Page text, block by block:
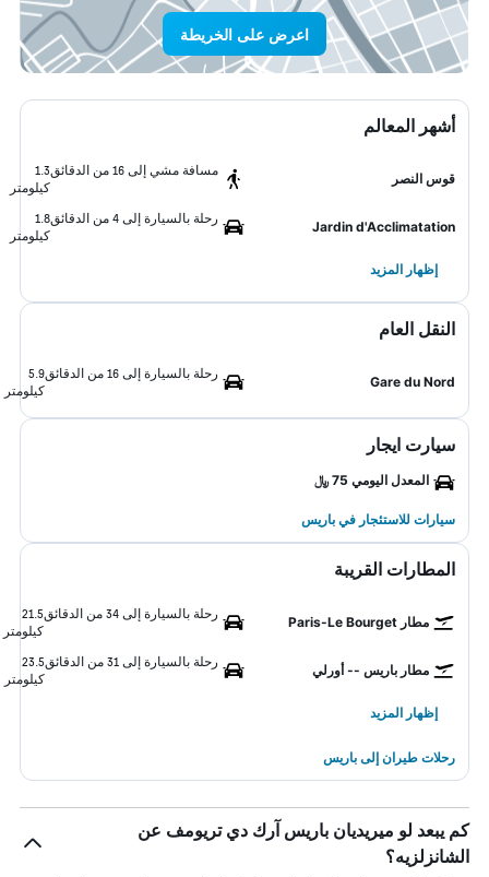
اعرض على الخريطة
أشهر المعالم
قوس النصر
مسافة مشي إلى 16 من الدقائق
1.3
كيلومتر
Jardin d'Acclimatation
رحلة بالسيارة إلى 4 من الدقائق
1.8
كيلومتر
إظهار المزيد
النقل العام
Gare du Nord
رحلة بالسيارة إلى 16 من الدقائق
5.9
كيلومتر
سيارت ايجار
المعدل اليومي 75 ﷼
سيارات للاستئجار في باريس
المطارات القريبة
مطار Paris-Le Bourget
رحلة بالسيارة إلى 34 من الدقائق
21.5
كيلومتر
مطار باريس -- أورلي
رحلة بالسيارة إلى 31 من الدقائق
23.5
كيلومتر
إظهار المزيد
رحلات طيران إلى باريس
كم يبعد لو ميريديان باريس آرك دي تريومف عن
الشانزلزيه؟